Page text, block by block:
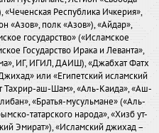
«Чеченская Республика Ичкерия»,
«Азов», полк «Азов»), «Айдар»,
государство» («Исламское
Государство Ирака и Леванта»,
ИГ, ИГИЛ, ДАИШ), «Джабхат Фатх
или «Египетский исламский
Тахрир-аш-Шам», «Аль-Каида», «Аш-
«Братья-мусульмане» («Аль-
татарского народа», «Хизб ут-
Эмират»), «Исламский джихад –